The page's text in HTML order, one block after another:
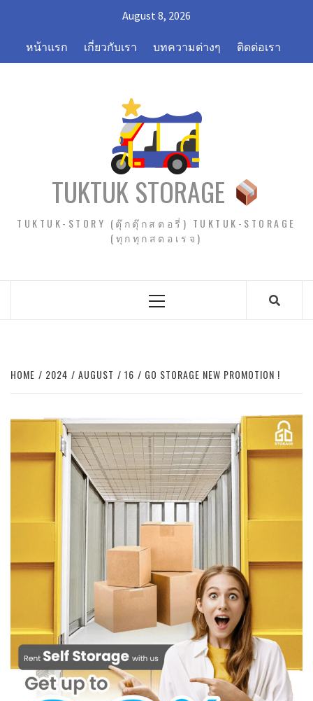
content
August 8, 2026
หน้าแรก เกี่ยวกับเรา บทความต่างๆ ติดต่อเรา
TUKTUK STORAGE
TUKTUK-STORY (ตุ๊กตุ๊กสตอรี่) TUKTUK-STORAGE
(ทุกทุกสตอเรจ)
Primary
HOME 2024 AUGUST 16 GO STORAGE NEW PROMOTION !